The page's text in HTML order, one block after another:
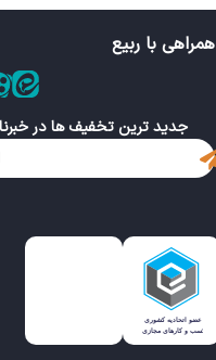
همراهی با ربیع
جدید ترین تخفیف ها در